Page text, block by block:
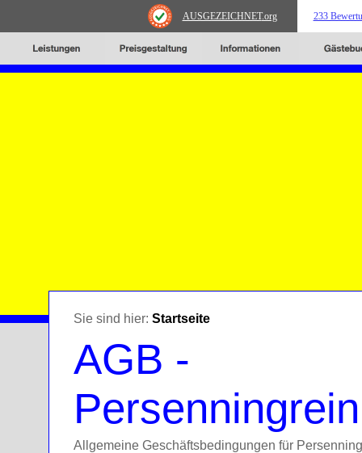
AUSGEZEICHNET.org 233
Sie sind hier: Startseite
AGB -
Allgemeine Geschäftsbedingungen für